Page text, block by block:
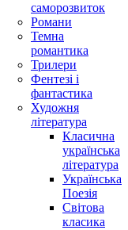
саморозвиток
Романи
Темна
романтика
Трилери
Фентезі і
фантастика
Художня
література
Класична
українська
література
Українська
Поезія
Світова
класика